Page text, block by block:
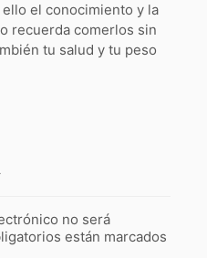
el conocimiento y la
recuerda comerlos sin
tu salud y tu peso
no será
están marcados